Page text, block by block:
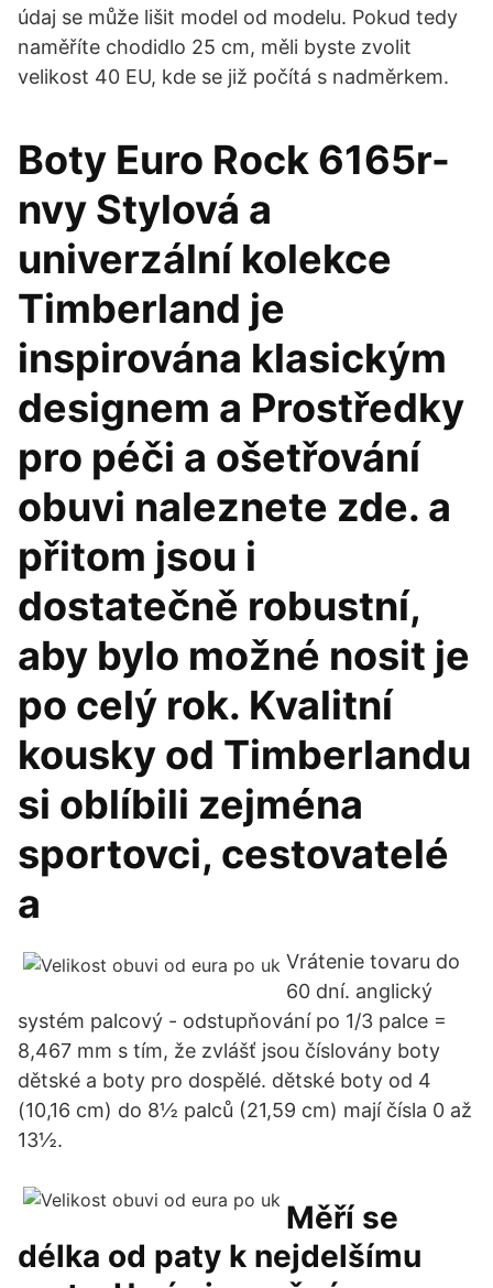
údaj se může lišit model od modelu. Pokud tedy
naměříte chodidlo 25 cm, měli byste zvolit
velikost 40 EU, kde se již počítá s nadměrkem.
Boty Euro Rock 6165r-
nvy Stylová a
univerzální kolekce
Timberland je
inspirována klasickým
designem a Prostředky
pro péči a ošetřování
obuvi naleznete zde. a
přitom jsou i
dostatečně robustní,
aby bylo možné nosit je
po celý rok. Kvalitní
kousky od Timberlandu
si oblíbili zejména
sportovci, cestovatelé
a
Vrátenie tovaru do
60 dní. anglický
systém palcový - odstupňování po 1/3 palce =
8,467 mm s tím, že zvlášť jsou číslovány boty
dětské a boty pro dospělé. dětské boty od 4
(10,16 cm) do 8½ palců (21,59 cm) mají čísla 0 až
13½.
Měří se
délka od paty k nejdelšímu